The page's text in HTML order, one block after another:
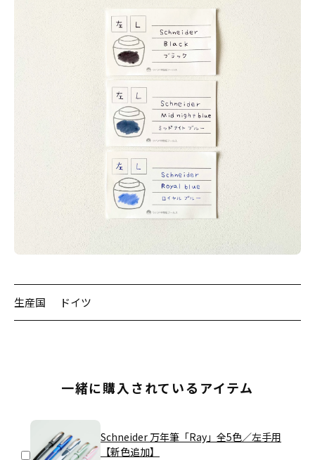
生産国 ドイツ
一緒に購入されているアイテム
Schneider 万年筆「Ray」全5色／左手用
【新色追加】